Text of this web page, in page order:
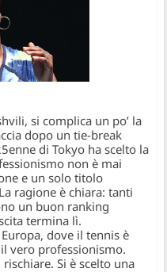
si complica un po’ la
dopo un tie-break
di Tokyo ha scelto la
non è mai
e un solo titolo
ragione è chiara: tanti
un buon ranking
termina lì.
dove il tennis è
vero professionismo.
Si è scelto una